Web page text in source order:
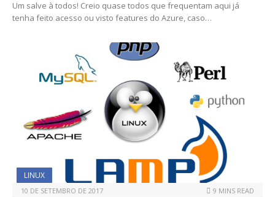
Um salve à todos! Creio quase todos que frequentam aqui já
tenha feito acesso ou visto features do Azure, caso…
LINUX
10 DE SETEMBRO DE 2017 9 MINS READ